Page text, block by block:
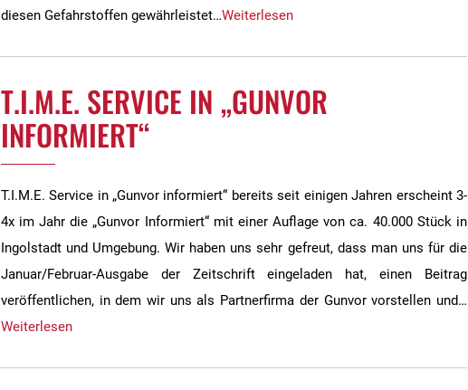
diesen Gefahrstoffen gewährleistet…Weiterlesen
T.I.M.E. SERVICE IN „GUNVOR
INFORMIERT“
T.I.M.E. Service in „Gunvor informiert“ bereits seit einigen Jahren erscheint 3-
4x im Jahr die „Gunvor Informiert“ mit einer Auflage von ca. 40.000 Stück in
Ingolstadt und Umgebung. Wir haben uns sehr gefreut, dass man uns für die
Januar/Februar-Ausgabe der Zeitschrift eingeladen hat, einen Beitrag
veröffentlichen, in dem wir uns als Partnerfirma der Gunvor vorstellen und…
Weiterlesen